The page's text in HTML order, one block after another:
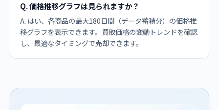
Q. 価格推移グラフは見られますか？
A. はい、各商品の最大180日間（データ蓄積分）の価格推
移グラフを表示できます。買取価格の変動トレンドを確認
し、最適なタイミングで売却できます。